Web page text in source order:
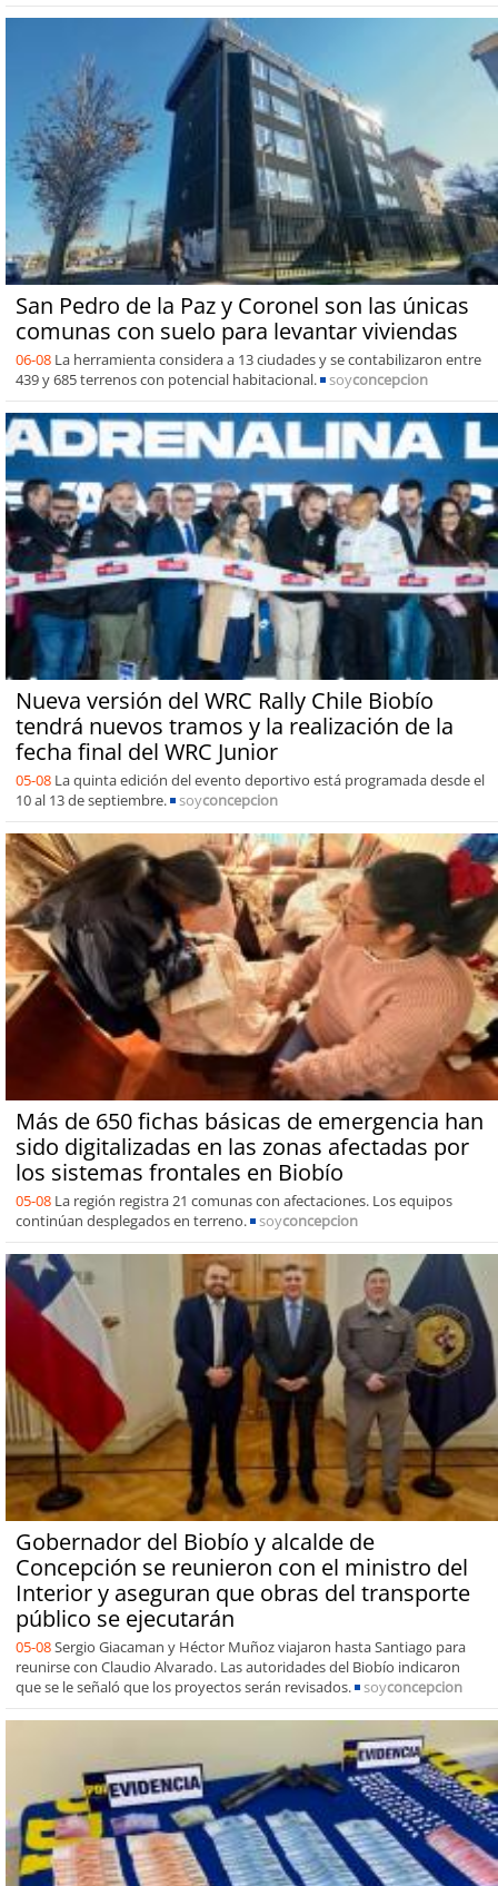
San Pedro de la Paz y Coronel son las únicas
comunas con suelo para levantar viviendas
06-08 La herramienta considera a 13 ciudades y se contabilizaron entre
439 y 685 terrenos con potencial habitacional.
soyconcepcion
Nueva versión del WRC Rally Chile Biobío
tendrá nuevos tramos y la realización de la
fecha final del WRC Junior
05-08 La quinta edición del evento deportivo está programada desde el
10 al 13 de septiembre.
soyconcepcion
Más de 650 fichas básicas de emergencia han
sido digitalizadas en las zonas afectadas por
los sistemas frontales en Biobío
05-08 La región registra 21 comunas con afectaciones. Los equipos
continúan desplegados en terreno.
soyconcepcion
Gobernador del Biobío y alcalde de
Concepción se reunieron con el ministro del
Interior y aseguran que obras del transporte
público se ejecutarán
05-08Sergio Giacaman y Héctor Muñoz viajaron hasta Santiago para
reunirse con Claudio Alvarado. Las autoridades del Biobío indicaron
que se le señaló que los proyectos serán revisados.
soyconcepcion